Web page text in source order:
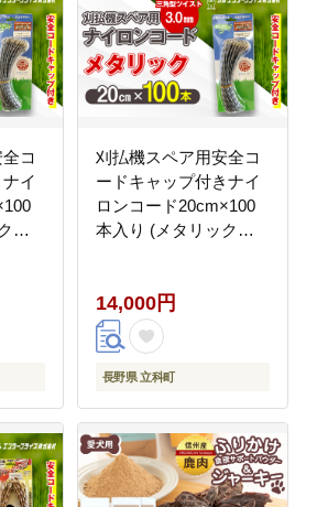
コ
イ
刈払機スペア用安全コ
ードキャップ付きナイ
ロンコード20cm×100
本入り (メタリック
14,000円
長野県 立科町